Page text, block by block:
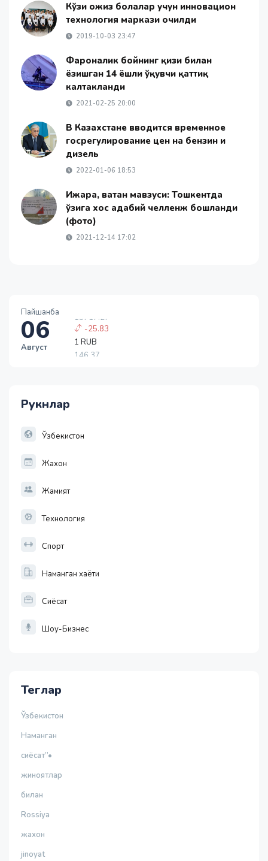
Пайшанба
06
Август
1 RUB
146.37
-1.05
Рукнлар
Ўзбекистон
Жахон
Жамият
Технология
Спорт
Наманган хаёти
Сиёсат
Шоу-Бизнес
Теглар
Ўзбекистон
Наманган
сиёсат”•
жиноятлар
билан
Rossiya
жахон
jinoyat
Кўзи ожиз болалар учун инновацион
технология маркази очилди
2019-10-03 23:47
Фарғоналик бойнинг қизи билан
ёзишган 14 ёшли ўқувчи қаттиқ
калтакланди
2021-02-25 20:00
В Казахстане вводится временное
госрегулирование цен на бензин и
дизель
2022-01-06 18:53
Ижара, ватан мавзуси: Тошкентда
ўзига хос адабий челленж бошланди
(фото)
2021-12-14 17:02